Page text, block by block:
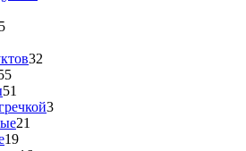
32
51
3
21
19